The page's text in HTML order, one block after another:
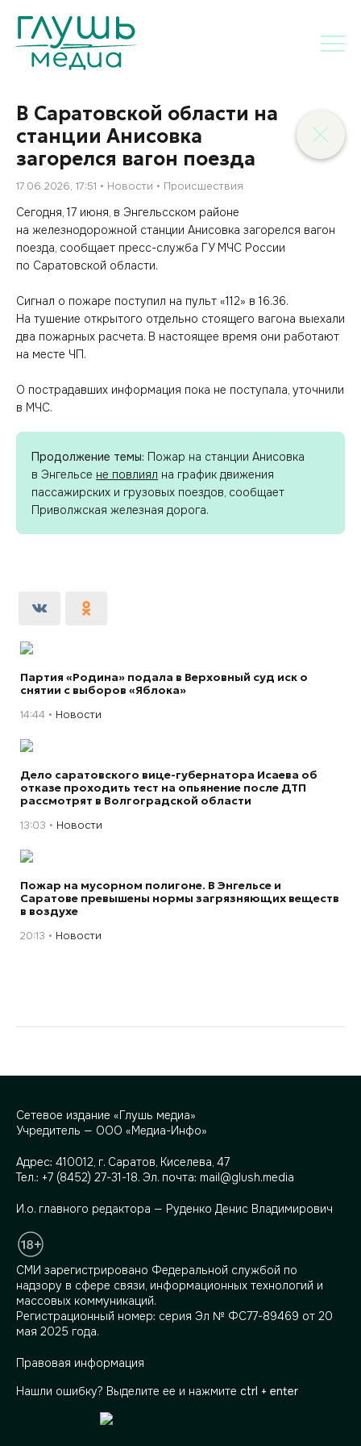
В Саратовской области на
станции Анисовка
загорелся вагон поезда
17.06.2026, 17:51 Новости Происшествия
Сегодня, 17 июня, в Энгельсском районе
на железнодорожной станции Анисовка загорелся вагон
поезда, сообщает пресс-служба ГУ МЧС России
по Саратовской области.
Сигнал о пожаре поступил на пульт «112» в 16.36.
На тушение открытого отдельно стоящего вагона выехали
два пожарных расчета. В настоящее время они работают
на месте ЧП.
О пострадавших информация пока не поступала, уточнили
в МЧС.
Продолжение темы: Пожар на станции Анисовка
в Энгельсе не повлиял на график движения
пассажирских и грузовых поездов, сообщает
Приволжская железная дорога.
Партия «Родина» подала в Верховный суд иск о
снятии с выборов «Яблока»
14:44 Новости
Дело саратовского вице-губернатора Исаева об
отказе проходить тест на опьянение после ДТП
рассмотрят в Волгоградской области
13:03 Новости
Пожар на мусорном полигоне. В Энгельсе и
Саратове превышены нормы загрязняющих веществ
в воздухе
20:13 Новости
Сетевое издание «Глушь медиа»
Учредитель — ООО «Медиа-Инфо»
Адрес: 410012, г. Саратов, Киселева, 47
Тел.: +7 (8452) 27-31-18. Эл. почта: mail@glush.media
И.о. главного редактора — Руденко Денис Владимирович
СМИ зарегистрировано Федеральной службой по
надзору в сфере связи, информационных технологий и
массовых коммуникаций.
Регистрационный номер: серия Эл № ФС77-89469 от 20
мая 2025 года.
Правовая информация
Нашли ошибку? Выделите ее и нажмите ctrl + enter